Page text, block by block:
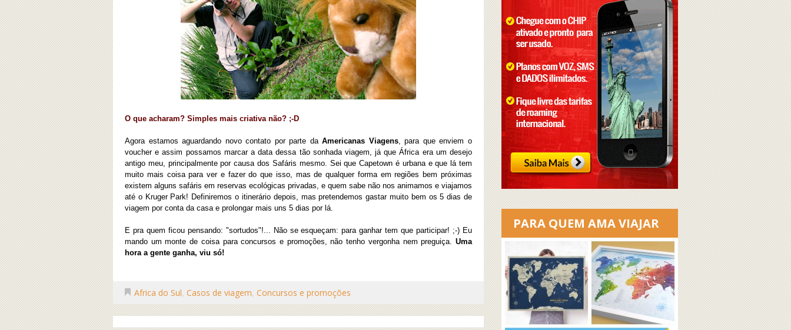
O que acharam? Simples mais criativa não? ;-D
Agora estamos aguardando novo contato por parte daAmericanas Viagens, para que enviem o
voucher e assim possamos marcar a data dessa tão sonhada viagem, já que África era um desejo
antigo meu, principalmentepor causa dos Safáris mesmo. Sei que Capetown é urbana e que lá tem
muito mais coisa para ver e fazer do que isso, mas de qualquer forma em regiões bem próximas
existem alguns safáris em reservas ecológicas privadas, e quem sabe não nos animamos e viajamos
até o Kruger Park! Definiremos o itinerário depois, mas pretendemos gastar muito bem os 5 dias de
viagem por conta da casa e prolongar mais uns 5 dias por lá.
E pra quem ficou pensando: "sortudos"!... Não se esqueçam: para ganhar tem que participar! ;-) Eu
mando um monte de coisa para concursos e promoções, não tenho vergonha nem preguiça. Uma
hora a gente ganha, viu só!
Africa do Sul, Casos de viagem, Concursos e promoções
PARA QUEM AMA VIAJAR